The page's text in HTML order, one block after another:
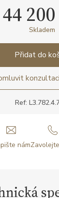
Ref:
44
Skladem
Přidat do
nám